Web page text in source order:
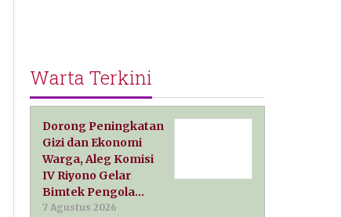
Warta Terkini
Dorong Peningkatan
Gizi dan Ekonomi
Warga, Aleg Komisi
IV Riyono Gelar
Bimtek Pengola…
7 Agustus 2026